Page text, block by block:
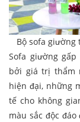
Bộ sofa
Sofa giường
bởi giá trị thẩm
hiện đại, những
tế cho không
màu sắc độc